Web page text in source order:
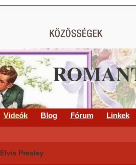
Videók Blog Fórum Linkek
Elvis Presley